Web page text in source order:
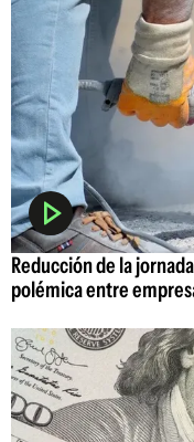
Reducción de la
polémica entre